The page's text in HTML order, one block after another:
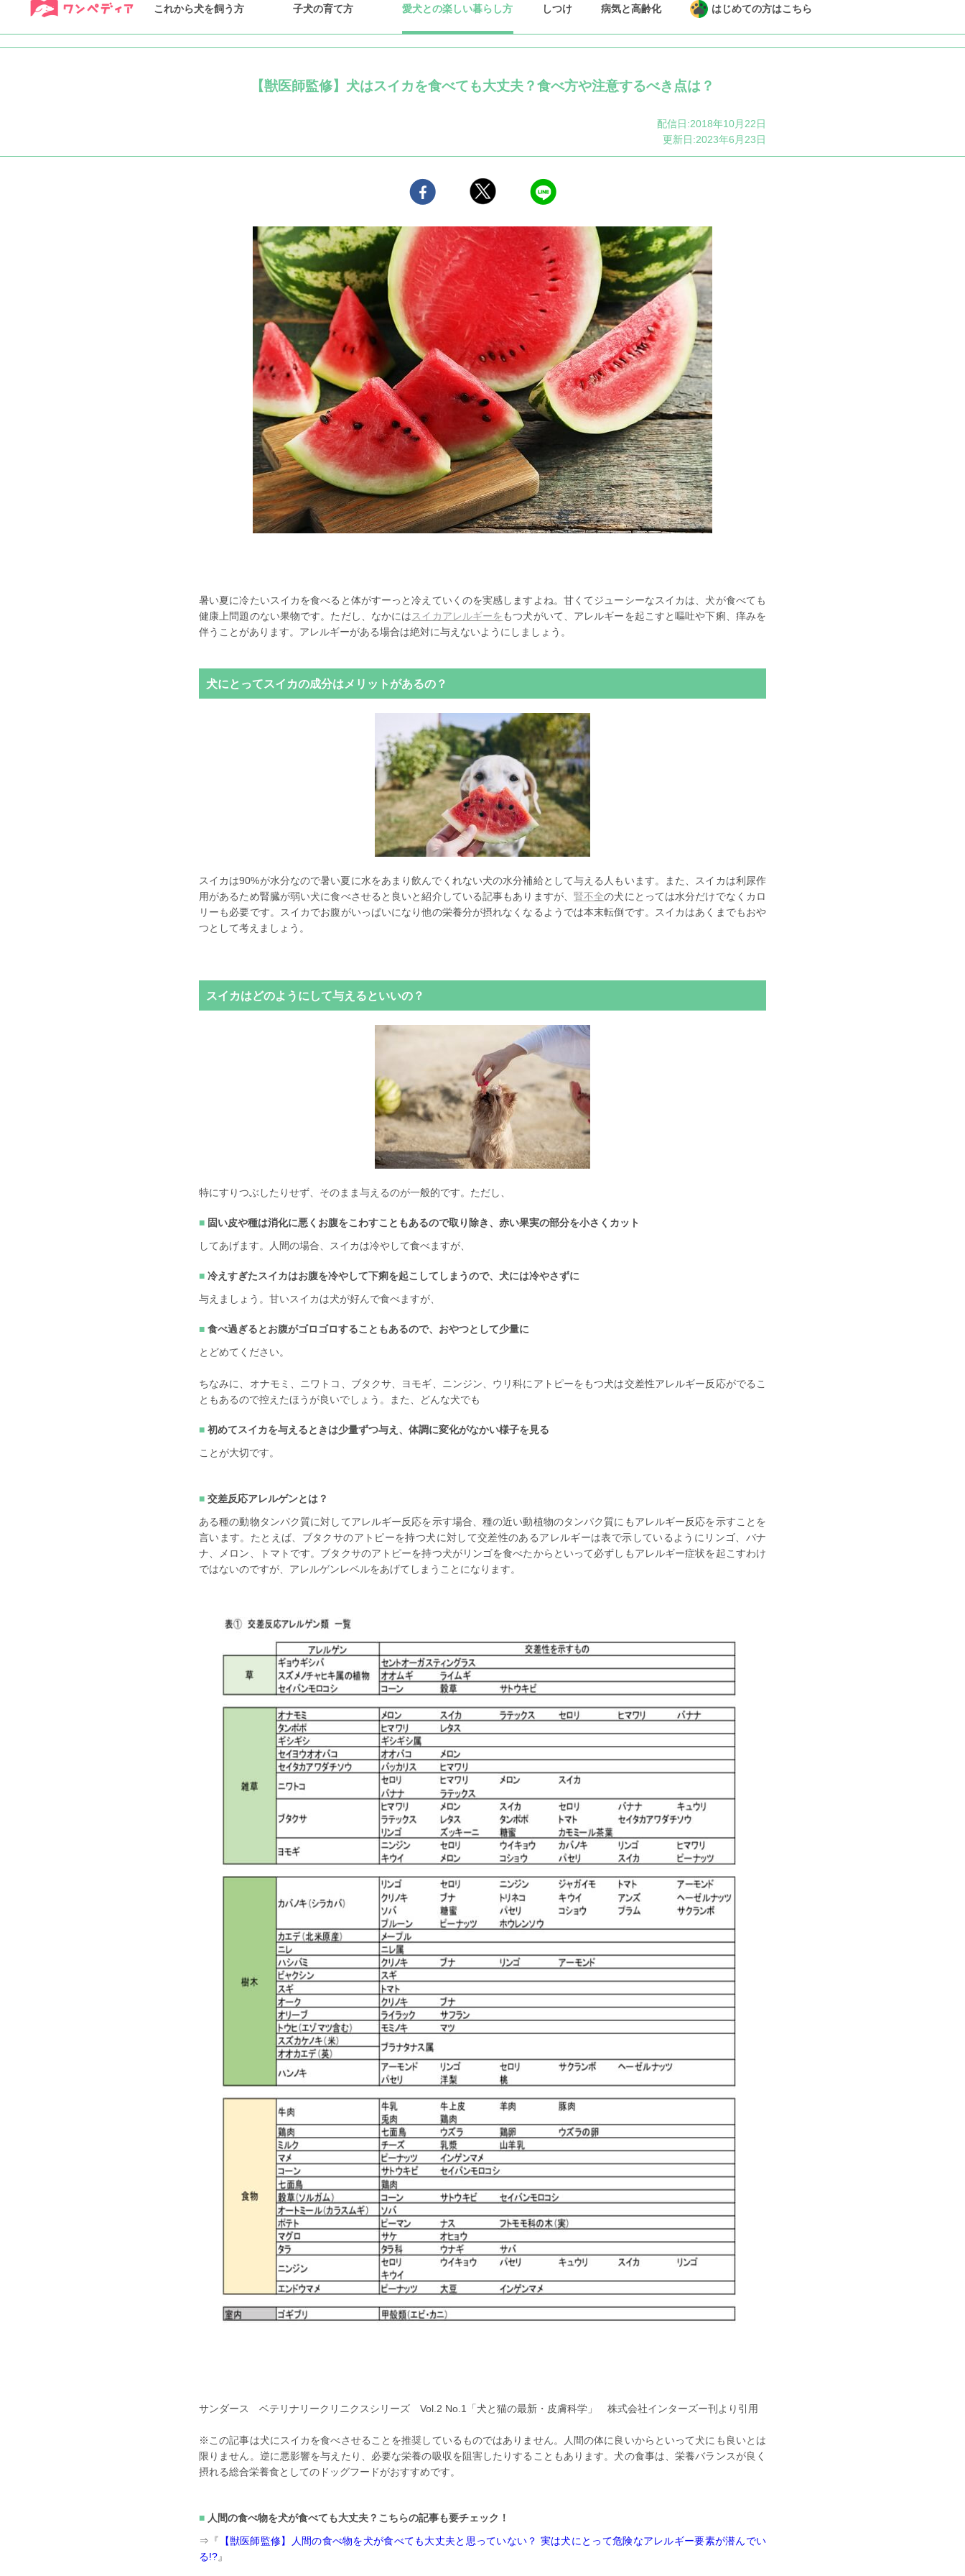
子犬の育て方
これから犬を飼う方 愛犬との楽しい暮らし方 しつけ 病気と高齢化 はじめての方はこちら
【獣医師監修】犬はスイカを食べても大丈夫？食べ方や注意するべき点は？
配信日:2018年10月22日
更新日:2023年6月23日
暑い夏に冷たいスイカを食べると体がすーっと冷えていくのを実感しますよね。甘くてジューシーなスイカは、犬が食べても
健康上問題のない果物です。ただし、なかにはスイカアレルギーをもつ犬がいて、アレルギーを起こすと嘔吐や下痢、痒みを
伴うことがあります。アレルギーがある場合は絶対に与えないようにしましょう。
犬にとってスイカの成分はメリットがあるの？
スイカは90%が水分なので暑い夏に水をあまり飲んでくれない犬の水分補給として与える人もいます。また、スイカは利尿作
用があるため腎臓が弱い犬に食べさせると良いと紹介している記事もありますが、腎不全の犬にとっては水分だけでなくカロ
リーも必要です。スイカでお腹がいっぱいになり他の栄養分が摂れなくなるようでは本末転倒です。スイカはあくまでもおや
つとして考えましょう。
スイカはどのようにして与えるといいの？
特にすりつぶしたりせず、そのまま与えるのが一般的です。ただし、
固い皮や種は消化に悪くお腹をこわすこともあるので取り除き、赤い果実の部分を小さくカット
してあげます。人間の場合、スイカは冷やして食べますが、
冷えすぎたスイカはお腹を冷やして下痢を起こしてしまうので、犬には冷やさずに
与えましょう。甘いスイカは犬が好んで食べますが、
食べ過ぎるとお腹がゴロゴロすることもあるので、おやつとして少量に
とどめてください。
ちなみに、オナモミ、ニワトコ、ブタクサ、ヨモギ、ニンジン、ウリ科にアトピーをもつ犬は交差性アレルギー反応がでるこ
ともあるので控えたほうが良いでしょう。また、どんな犬でも
初めてスイカを与えるときは少量ずつ与え、体調に変化がなかい様子を見る
ことが大切です。
交差反応アレルゲンとは？
ある種の動物タンパク質に対してアレルギー反応を示す場合、種の近い動植物のタンパク質にもアレルギー反応を示すことを
言います。たとえば、ブタクサのアトピーを持つ犬に対して交差性のあるアレルギーは表で示しているようにリンゴ、バナ
ナ、メロン、トマトです。ブタクサのアトピーを持つ犬がリンゴを食べたからといって必ずしもアレルギー症状を起こすわけ
ではないのですが、アレルゲンレベルをあげてしまうことになります。
サンダース ベテリナリークリニクスシリーズ Vol.2 No.1「犬と猫の最新・皮膚科学」 株式会社インターズー刊より引用
※この記事は犬にスイカを食べさせることを推奨しているものではありません。人間の体に良いからといって犬にも良いとは
限りません。逆に悪影響を与えたり、必要な栄養の吸収を阻害したりすることもあります。犬の食事は、栄養バランスが良く
摂れる総合栄養食としてのドッグフードがおすすめです。
人間の食べ物を犬が食べても大丈夫？こちらの記事も要チェック！
⇒『 【獣医師監修】人間の食べ物を犬が食べても大丈夫と思っていない？ 実は犬にとって危険なアレルギー要素が潜んでい
る!?』